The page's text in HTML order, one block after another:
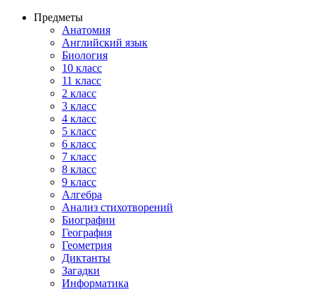
Предметы
Анатомия
Английский язык
Биология
10 класс
11 класс
2 класс
3 класс
4 класс
5 класс
6 класс
7 класс
8 класс
9 класс
Алгебра
Анализ стихотворений
Биографии
География
Геометрия
Диктанты
Загадки
Информатика